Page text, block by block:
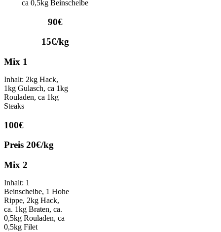
ca 0,5kg Beinscheibe
90€
15€/kg
Mix 1
Inhalt: 2kg Hack,
1kg Gulasch, ca 1kg
Rouladen, ca 1kg
Steaks
100€
Preis 20€/kg
Mix 2
Inhalt: 1
Beinscheibe, 1 Hohe
Rippe, 2kg Hack,
ca. 1kg Braten, ca.
0,5kg Rouladen, ca
0,5kg Filet